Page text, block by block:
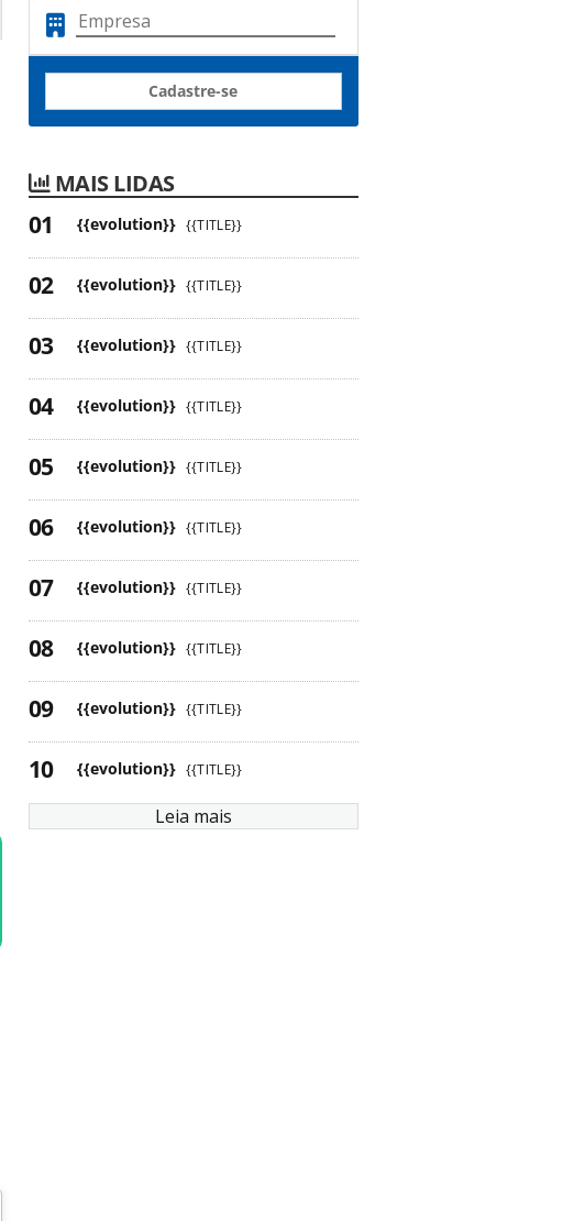
Cadastre-se
MAIS LIDAS
{{evolution}} {{TITLE}}
{{evolution}} {{TITLE}}
{{evolution}} {{TITLE}}
{{evolution}} {{TITLE}}
{{evolution}} {{TITLE}}
{{evolution}} {{TITLE}}
{{evolution}} {{TITLE}}
{{evolution}} {{TITLE}}
{{evolution}} {{TITLE}}
{{evolution}} {{TITLE}}
Leia mais